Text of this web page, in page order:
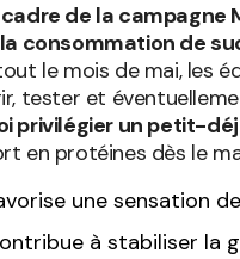
de la campagne
consommation de
le mois de mai, les
tester et
privilégier un petit-
en protéines dès le
une sensation
à stabiliser la